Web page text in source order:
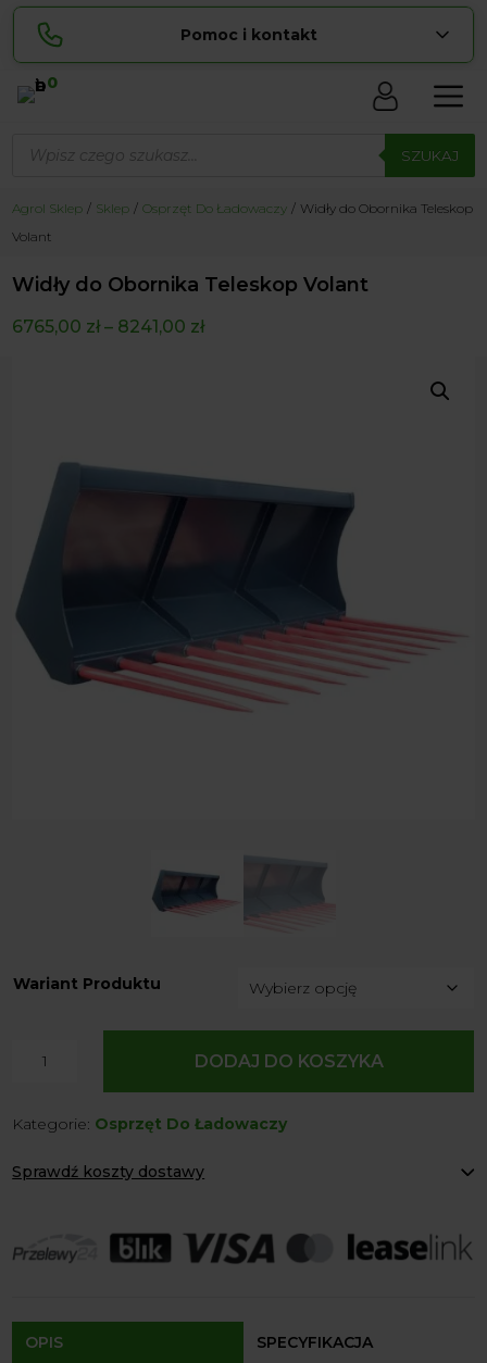
Pomoc i kontakt
Sylwia
pokaż numer
729 856 ... pokaż numer
0
produktów SZUKAJ
Agrol Sklep Sklep Osprzęt Do Ładowaczy
Widły do Obornika Teleskop
Volant
Widły do Obornika Teleskop Volant
6765,00 zł– 8241,00 zł
Wariant Produktu
Obornika
Volant
DODAJ DO KOSZYKA
Kategorie: Osprzęt Do Ładowaczy
Sprawdź koszty dostawy
Agrol transport: 200 zł
Agrol transport gabaryty: ustalane indywidualnie
Dostępność form dostawy i ceny uzależniona od produktu.
OPIS SPECYFIKACJA